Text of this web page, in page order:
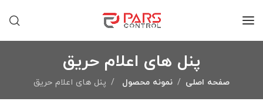
پنل های اعلام حریق
صفحه اصلی نمونه محصول پنل های اعلام حریق